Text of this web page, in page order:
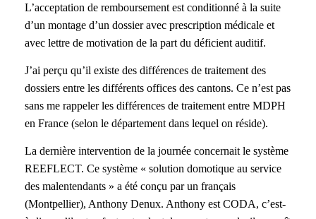
L’acceptation de remboursement est conditionné à la suite
d’un montage d’un dossier avec prescription médicale et
avec lettre de motivation de la part du déficient auditif.
J’ai perçu qu’il existe des différences de traitement des
dossiers entre les différents offices des cantons. Ce n’est pas
sans me rappeler les différences de traitement entre MDPH
en France (selon le département dans lequel on réside).
La dernière intervention de la journée concernait le système
REEFLECT. Ce système « solution domotique au service
des malentendants » a été conçu par un français
(Montpellier), Anthony Denux. Anthony est CODA, c’est-